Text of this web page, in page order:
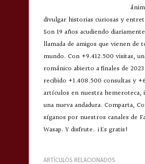
divulgar historias curiosas y
Son 19 años acudiendo
llamada de amigos que vienen de
mundo. Con +9.412.500 visitas,
románico abierto a finales de
recibido +1.408.500 consultas y
artículos en nuestra hemeroteca,
una nueva andadura. Comparta,
síganos por nuestros canales de
Wasap. Y disfrute. ¡Es gratis!
ARTÍCULOS RELACIONADOS